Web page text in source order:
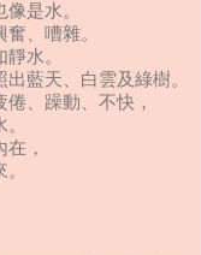
是水。
、嘈雜。
水。
藍天、白雲及綠樹。
、躁動、不快，
，